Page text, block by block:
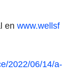
en www.wellsf
2022/06/14/a-